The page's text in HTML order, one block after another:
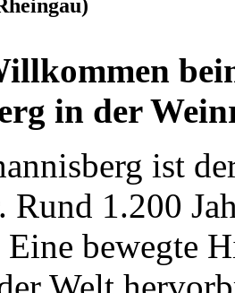
in der
ist
1.200
bewegte